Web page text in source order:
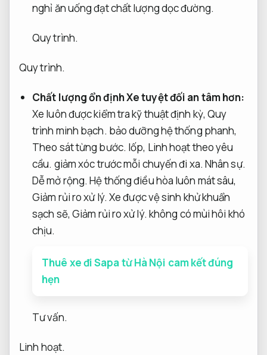
nghỉ ăn uống đạt chất lượng dọc đường.
Quy trình.
Quy trình.
Chất lượng ổn định Xe tuyệt đối an tâm hơn:
Xe luôn được kiểm tra kỹ thuật định kỳ,Quy
trình minh bạch. bảo dưỡng hệ thống phanh,
Theo sát từng bước. lốp, Linh hoạt theo yêu
cầu. giảm xóc trước mỗi chuyến đi xa. Nhân sự.
Dễ mở rộng. Hệ thống điều hòa luôn mát sâu,
Giảm rủi ro xử lý. Xe được vệ sinh khử khuẩn
sạch sẽ, Giảm rủi ro xử lý. không có mùi hôi khó
chịu.
Thuê xe đi Sapa từ Hà Nội cam kết đúng
hẹn
Tư vấn.
Linh hoạt.